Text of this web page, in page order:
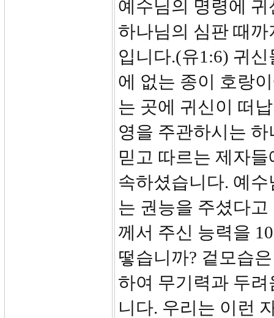
예수님의 명령에
하나님의 심판 때
입니다.(유1:6) 귀
에 없는 종이 호랑
는 곳에 귀신이 떠
영을 주관하시는
믿고 따르는 제자
속하셨습니다. 예
는 권능을 주셨다
께서 주신 능력을
떻습니까? 겉모습
하여 무기력과 두
니다. 우리는 이런